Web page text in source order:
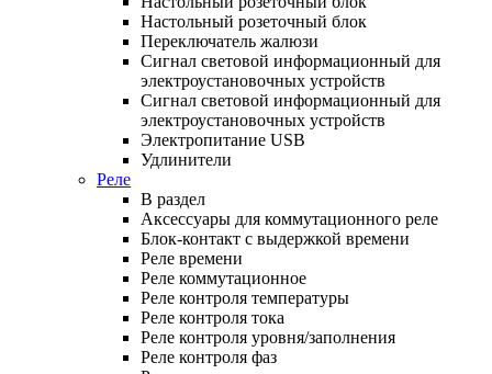
Настольный розеточный блок
Переключатель жалюзи
Сигнал световой информационный для
электроустановочных устройств
Сигнал световой информационный для
электроустановочных устройств
Электропитание USB
Удлинители
Реле
В раздел
Аксессуары для коммутационного реле
Блок-контакт с выдержкой времени
Реле времени
Реле коммутационное
Реле контроля температуры
Реле контроля тока
Реле контроля уровня/заполнения
Реле контроля фаз